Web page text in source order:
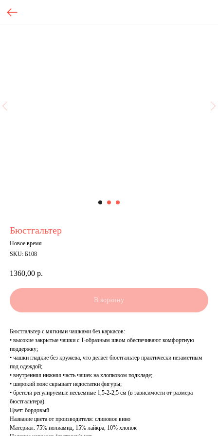
Бюстгальтер
Новое время
SKU: Б108
1360,00 р.
В корзину
Бюстгальтер с мягкими чашками без каркасов:
• высокие закрытые чашки с T-образным швом обеспечивают комфортную
поддержку;
• чашки гладкие без кружева, что делает бюстгальтер практически незаметным
под одеждой;
• внутренняя нижняя часть чашек на хлопковом подкладе;
• широкий пояс скрывает недостатки фигуры;
• бретели регулируемые несъёмные 1,5-2-2,5 см (в зависимости от размера
бюстгальтера).
Цвет: бордовый
Название цвета от производителя: сливовое вино
Материал: 75% полиамид, 15% лайкра, 10% хлопок